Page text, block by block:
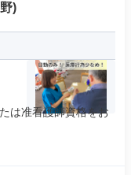
)
は准看護師資格をお